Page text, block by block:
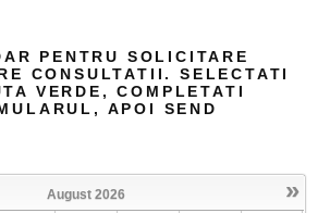
PENTRU SOLICITARE
CONSULTATII. SELECTATI
VERDE, COMPLETATI
APOI SEND
»
August 2026